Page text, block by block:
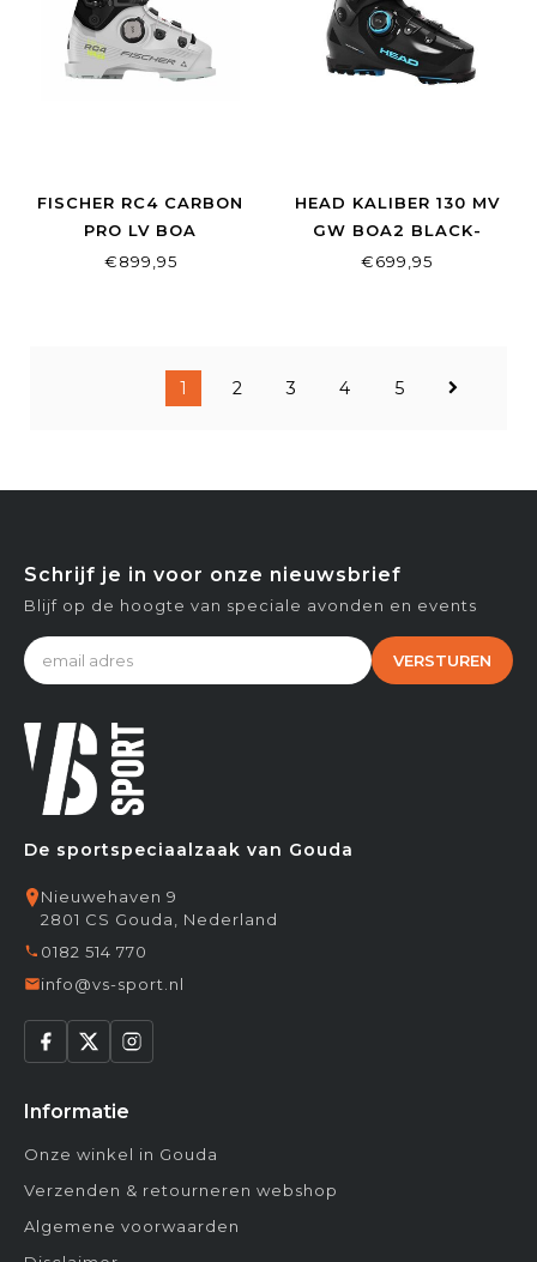
FISCHER RC4 CARBON
PRO LV BOA
SNOW/CARBON
€899,95
HEAD KALIBER 130 MV
GW BOA2 BLACK-
SPEEDBLUE
€699,95
1 2 3 4 5
De sportspeciaalzaak van Gouda
Nieuwehaven 9
2801 CS Gouda, Nederland
0182 514 770
info@vs-sport.nl
Informatie
Onze winkel in Gouda
Verzenden & retourneren webshop
Algemene voorwaarden
Schrijf je in voor onze nieuwsbrief
Blijf op de hoogte van speciale avonden en events
VERSTUREN